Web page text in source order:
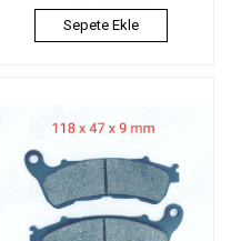
Sepete Ekle